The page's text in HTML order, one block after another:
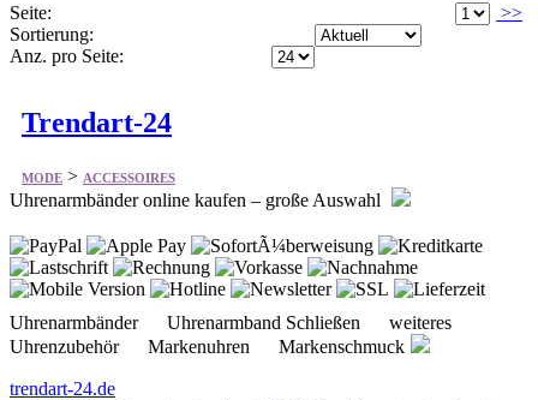
Seite:
>>
Sortierung:
Anz. pro Seite:
Trendart-24
MODE > ACCESSOIRES
Uhrenarmbänder online kaufen – große Auswahl
Uhrenarmbänder Uhrenarmband Schließen weiteres
Uhrenzubehör Markenuhren Markenschmuck
trendart-24.de